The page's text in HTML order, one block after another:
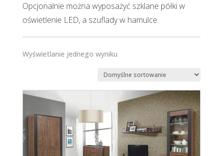
Opcjonalnie można wyposażyć szklane półki w
oświetlenie LED, a szuflady w hamulce.
Wyświetlanie jednego wyniku